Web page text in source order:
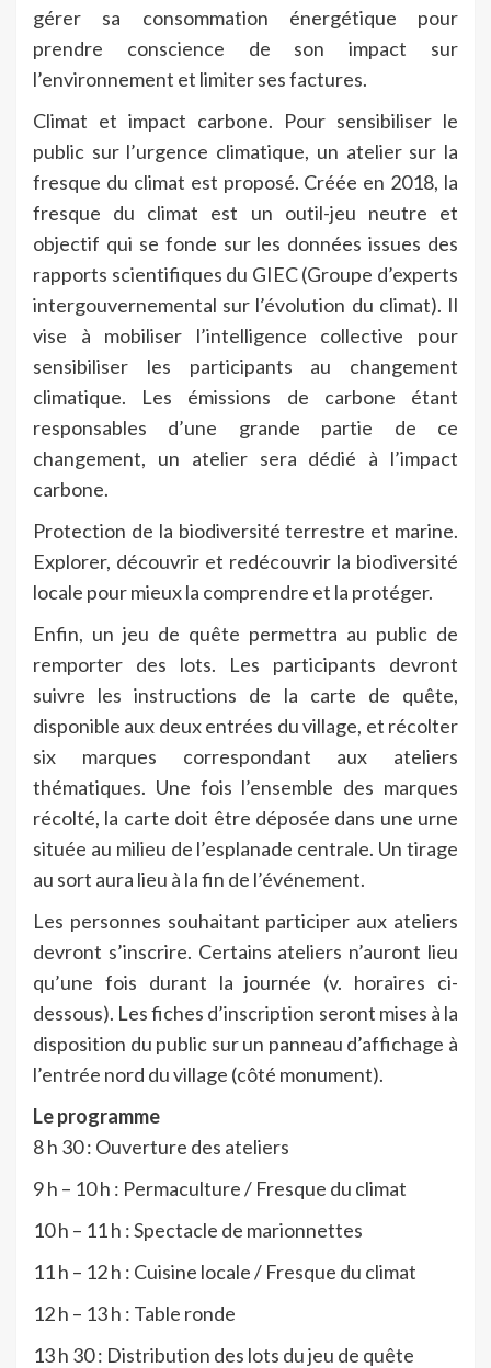
gérer sa consommation énergétique pour
prendre conscience de son impact sur
l’environnement et limiter ses factures.
Climat et impact carbone. Pour sensibiliser le
public sur l’urgence climatique, un atelier sur la
fresque du climat est proposé. Créée en 2018, la
fresque du climat est un outil-jeu neutre et
objectif qui se fonde sur les données issues des
rapports scientifiques du GIEC (Groupe d’experts
intergouvernemental sur l’évolution du climat). Il
vise à mobiliser l’intelligence collective pour
sensibiliser les participants au changement
climatique. Les émissions de carbone étant
responsables d’une grande partie de ce
changement, un atelier sera dédié à l’impact
carbone.
Protection de la biodiversité terrestre et marine.
Explorer, découvrir et redécouvrir la biodiversité
locale pour mieux la comprendre et la protéger.
Enfin, un jeu de quête permettra au public de
remporter des lots. Les participants devront
suivre les instructions de la carte de quête,
disponible aux deux entrées du village, et récolter
six marques correspondant aux ateliers
thématiques. Une fois l’ensemble des marques
récolté, la carte doit être déposée dans une urne
située au milieu de l’esplanade centrale. Un tirage
au sort aura lieu à la fin de l’événement.
Les personnes souhaitant participer aux ateliers
devront s’inscrire. Certains ateliers n’auront lieu
qu’une fois durant la journée (v. horaires ci-
dessous). Les fiches d’inscription seront mises à la
disposition du public sur un panneau d’affichage à
l’entrée nord du village (côté monument).
Le programme
8 h 30 : Ouverture des ateliers
9 h – 10 h : Permaculture / Fresque du climat
10 h – 11 h : Spectacle de marionnettes
11 h – 12 h : Cuisine locale / Fresque du climat
12 h – 13 h : Table ronde
13 h 30 : Distribution des lots du jeu de quête